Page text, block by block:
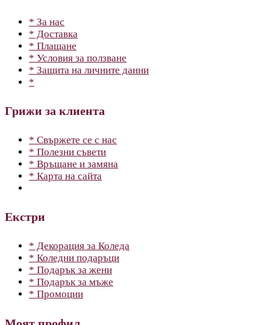
* За нас
* Доставка
* Плащане
* Условия за ползване
* Защита на личните данни
*
Грижи за клиента
* Свържете се с нас
* Полезни съвети
* Връщане и замяна
* Карта на сайта
Екстри
* Декорация за Коледа
* Коледни подаръци
* Подарък за жени
* Подарък за мъже
* Промоции